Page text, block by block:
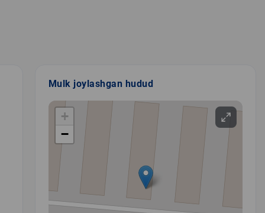
Mulk joylashgan hudud
+
−